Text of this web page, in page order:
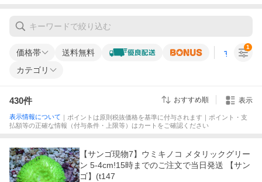
価格帯 送料無料 すべての条
カテゴリ
1
430件 おすすめ順 表示
表示情報について ｜ポイントは原則税抜価格を基準に付与されます｜ポイント・支
払額等の正確な情報（付与条件・上限等）はカートをご確認ください
【サンゴ現物7】ウミキノコ メタリックグリー
ン 5-4cm!15時までのご注文で当日発送 【サン
ゴ】(t147